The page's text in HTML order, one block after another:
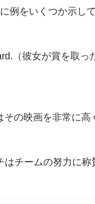
例をいくつか示し
（彼女が賞を取っ
の映画を非常に高
はチームの努力に